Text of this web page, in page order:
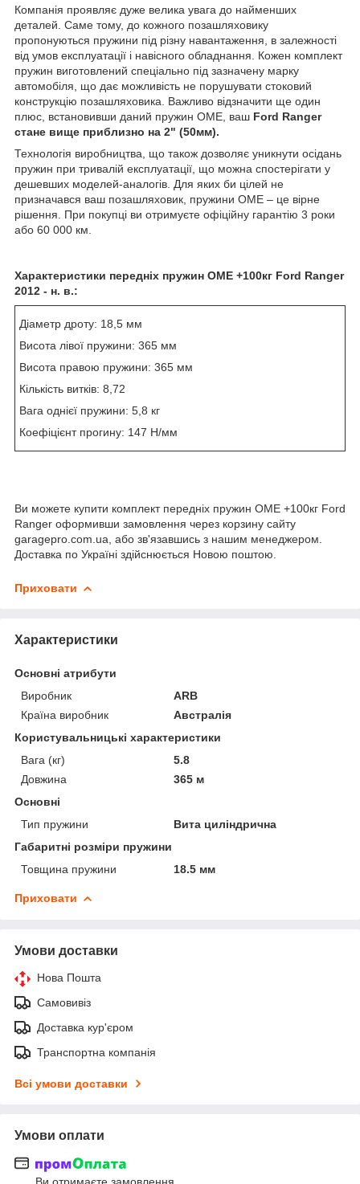
Компанія проявляє дуже велика увага до найменших
деталей. Саме тому, до кожного позашляховику
пропонуються пружини під різну навантаження, в залежності
від умов експлуатації і навісного обладнання. Кожен комплект
пружин виготовлений спеціально під зазначену марку
автомобіля, що дає можливість не порушувати стоковий
конструкцію позашляховика. Важливо відзначити ще один
плюс, встановивши даний пружин OME, ваш Ford Ranger
стане вище приблизно на 2" (50мм).
Технологія виробництва, що також дозволяє уникнути осідань
пружин при тривалій експлуатації, що можна спостерігати у
дешевших моделей-аналогів. Для яких би цілей не
призначався ваш позашляховик, пружини OME – це вірне
рішення. При покупці ви отримуєте офіційну гарантію 3 роки
або 60 000 км.
Характеристики передніх пружин OME +100кг Ford Ranger
2012 - н. в.:
Діаметр дроту: 18,5 мм
Висота лівої пружини: 365 мм
Висота правою пружини: 365 мм
Кількість витків: 8,72
Вага однієї пружини: 5,8 кг
Коефіцієнт прогину: 147 Н/мм
Ви можете купити комплект передніх пружин OME +100кг Ford
Ranger оформивши замовлення через корзину сайту
garagepro.com.ua, або зв'язавшись з нашим менеджером.
Доставка по Україні здійснюється Новою поштою.
Приховати
Характеристики
Основні атрибути
Виробник
ARB
Країна виробник
Австралія
Користувальницькі характеристики
Вага (кг)
5.8
Довжина
365 м
Основні
Тип пружини
Вита циліндрична
Габаритні розміри пружини
Товщина пружини
18.5 мм
Приховати
Умови доставки
Нова Пошта
Самовивіз
Доставка кур'єром
Транспортна компанія
Всі умови доставки
Умови оплати